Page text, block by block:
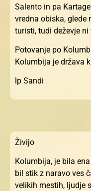
Salento in pa
vredna obiska, glede
turisti, tudi deževje ni
Potovanje po
Kolumbija je država
lp Sandi
Živijo
Kolumbija, je bila
bil stik z naravo ves
velikih mestih, ljudje